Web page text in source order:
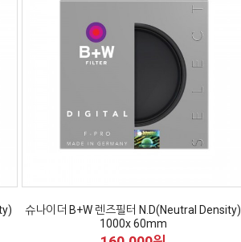
슈나이더 B+W 렌즈필터 N.D(Neutral Density)
1000x 60mm